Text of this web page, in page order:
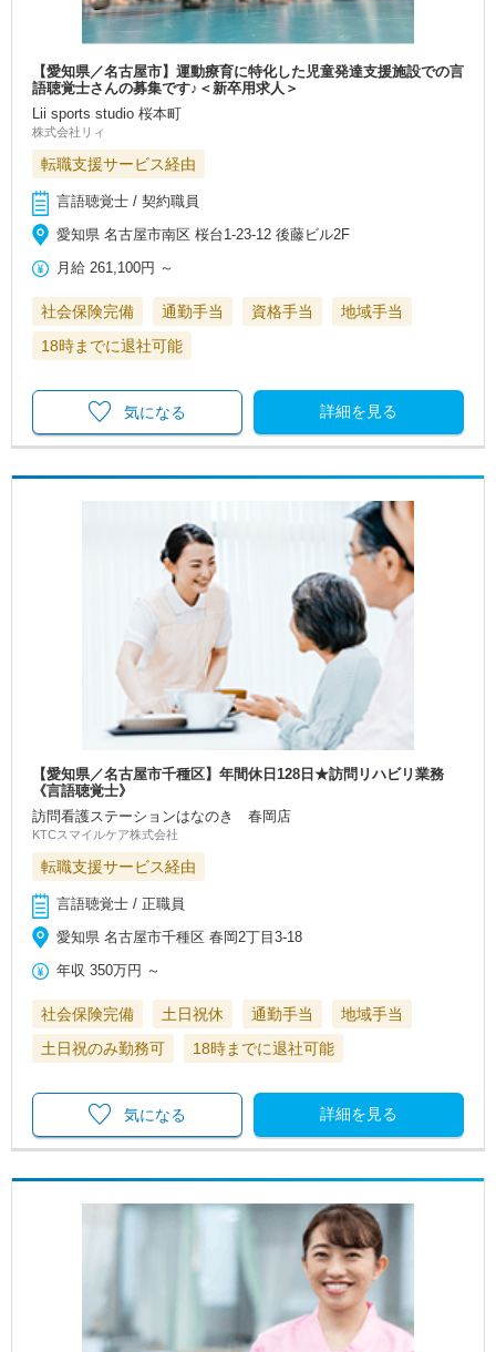
【愛知県／名古屋市】運動療育に特化した児童発達支援施設での言
語聴覚士さんの募集です♪＜新卒用求人＞
Lii sports studio 桜本町
株式会社リィ
転職支援サービス経由
言語聴覚士 / 契約職員
愛知県 名古屋市南区 桜台1-23‐12 後藤ビル2F
月給 261,100円 ～
社会保険完備 通勤手当 資格手当
地域手当
18時までに退社可能
詳細を見る
気になる
【愛知県／名古屋市千種区】年間休日128日★訪問リハビリ業務
《言語聴覚士》
訪問看護ステーションはなのき 春岡店
KTCスマイルケア株式会社
転職支援サービス経由
言語聴覚士 / 正職員
愛知県 名古屋市千種区 春岡2丁目3-18
年収 350万円 ～
社会保険完備 土日祝休 通勤手当
地域手当
土日祝のみ勤務可
18時までに退社可能
詳細を見る
気になる